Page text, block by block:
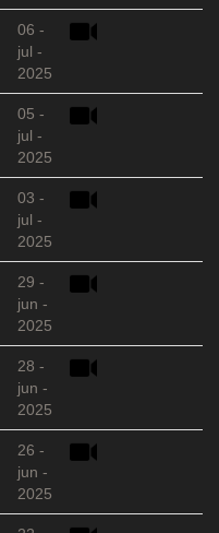
06 -
jul -
2025
05 -
jul -
2025
03 -
jul -
2025
29 -
jun -
2025
28 -
jun -
2025
26 -
jun -
2025